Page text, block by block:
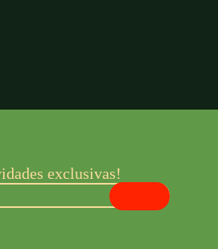
exclusivas!